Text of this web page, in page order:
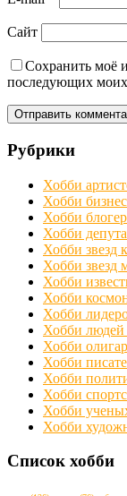
Сайт
Сохранить моё
последующих
Рубрики
Хобби
Хобби
Хобби
Хобби
Хобби звезд
Хобби звезд
Хобби
Хобби
Хобби
Хобби людей
Хобби
Хобби
Хобби
Хобби
Хобби
Хобби
Список хобби